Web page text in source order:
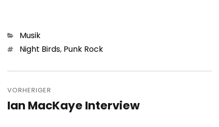
Kategorien
Musik
Schlagwörter
Night Birds, Punk Rock
VORHERIGER
Vorheriger
Ian MacKaye Interview